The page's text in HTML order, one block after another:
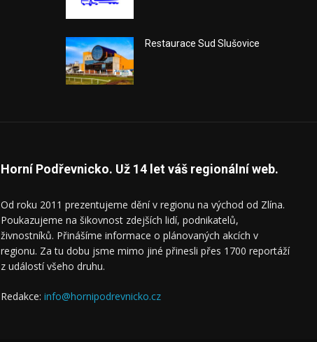
Restaurace Sud Slušovice
Horní Podřevnicko. Už 14 let váš regionální web.
Od roku 2011 prezentujeme dění v regionu na východ od Zlína.
Poukazujeme na šikovnost zdejších lidí, podnikatelů,
živnostníků. Přinášíme informace o plánovaných akcích v
regionu. Za tu dobu jsme mimo jiné přinesli přes 1700 reportáží
z událostí všeho druhu.
Redakce: info@hornipodrevnicko.cz